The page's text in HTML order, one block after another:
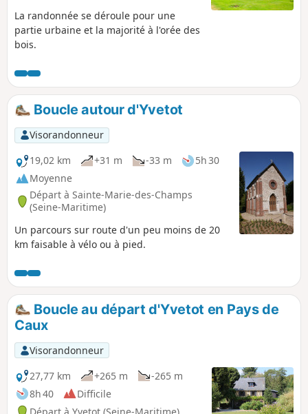
La randonnée se déroule pour une
partie urbaine et la majorité à l'orée des
bois.
Boucle autour d'Yvetot
Visorandonneur
19,02 km
+31 m -33 m
5h 30
Moyenne
Départ à Sainte-Marie-des-Champs
(Seine-Maritime)
Un parcours sur route d'un peu moins de 20
km faisable à vélo ou à pied.
Boucle au départ d'Yvetot en Pays de
Caux
Visorandonneur
27,77 km
+265 m
-265 m
8h 40
Difficile
Départ à Yvetot (Seine-Maritime)